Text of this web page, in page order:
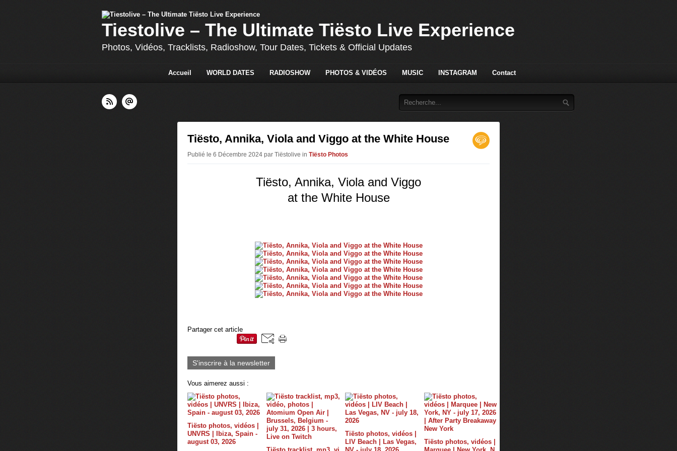
Tiestolive – The Ultimate Tiësto Live Experience
Photos, Vidéos, Tracklists, Radioshow, Tour Dates, Tickets & Official Updates
Accueil WORLD DATES RADIOSHOW PHOTOS & VIDÉOS MUSIC INSTAGRAM Contact
Tiësto, Annika, Viola and Viggo at the White House
Publié le 6 Décembre 2024 par Tiëstolive in Tiësto Photos
Tiësto, Annika, Viola and Viggo
at the White House
Partager cet article
S'inscrire à la newsletter
Vous aimerez aussi :
Tiësto photos, vidéos |
UNVRS | Ibiza, Spain -
august 03, 2026
Tiësto photos, vidéos |
LIV Beach | Las Vegas,
Tiësto photos, vidéos |